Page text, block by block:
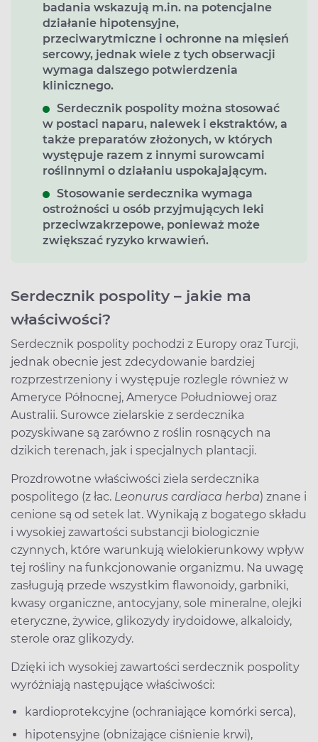
badania wskazują m.in. na potencjalne
działanie hipotensyjne,
przeciwarytmiczne i ochronne na mięsień
sercowy, jednak wiele z tych obserwacji
wymaga dalszego potwierdzenia
klinicznego.
Serdecznik pospolity można stosować
w postaci naparu, nalewek i ekstraktów, a
także preparatów złożonych, w których
występuje razem z innymi surowcami
roślinnymi o działaniu uspokajającym.
Stosowanie serdecznika wymaga
ostrożności u osób przyjmujących leki
przeciwzakrzepowe, ponieważ może
zwiększać ryzyko krwawień.
Serdecznik pospolity – jakie ma
właściwości?
Serdecznik pospolity pochodzi z Europy oraz Turcji,
jednak obecnie jest zdecydowanie bardziej
rozprzestrzeniony i występuje rozlegle również w
Ameryce Północnej, Ameryce Południowej oraz
Australii. Surowce zielarskie z serdecznika
pozyskiwane są zarówno z roślin rosnących na
dzikich terenach, jak i specjalnych plantacji.
Prozdrowotne właściwości ziela serdecznika
pospolitego (z łac. Leonurus cardiaca herba) znane i
cenione są od setek lat. Wynikają z bogatego składu
i wysokiej zawartości substancji biologicznie
czynnych, które warunkują wielokierunkowy wpływ
tej rośliny na funkcjonowanie organizmu. Na uwagę
zasługują przede wszystkim flawonoidy, garbniki,
kwasy organiczne, antocyjany, sole mineralne, olejki
eteryczne, żywice, glikozydy irydoidowe, alkaloidy,
sterole oraz glikozydy.
Dzięki ich wysokiej zawartości serdecznik pospolity
wyróżniają następujące właściwości:
kardioprotekcyjne (ochraniające komórki serca),
hipotensyjne (obniżające ciśnienie krwi),